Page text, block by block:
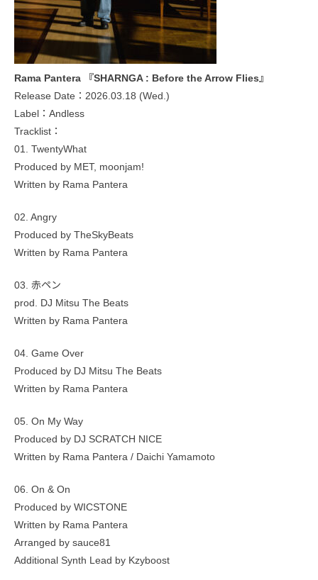
Rama Pantera 『SHARNGA : Before the Arrow Flies』
Release Date：2026.03.18 (Wed.)
Label：Andless
Tracklist：
01. TwentyWhat
Produced by MET, moonjam!
Written by Rama Pantera
02. Angry
Produced by TheSkyBeats
Written by Rama Pantera
03. 赤ペン
prod. DJ Mitsu The Beats
Written by Rama Pantera
04. Game Over
Produced by DJ Mitsu The Beats
Written by Rama Pantera
05. On My Way
Produced by DJ SCRATCH NICE
Written by Rama Pantera / Daichi Yamamoto
06. On & On
Produced by WICSTONE
Written by Rama Pantera
Arranged by sauce81
Additional Synth Lead by Kzyboost